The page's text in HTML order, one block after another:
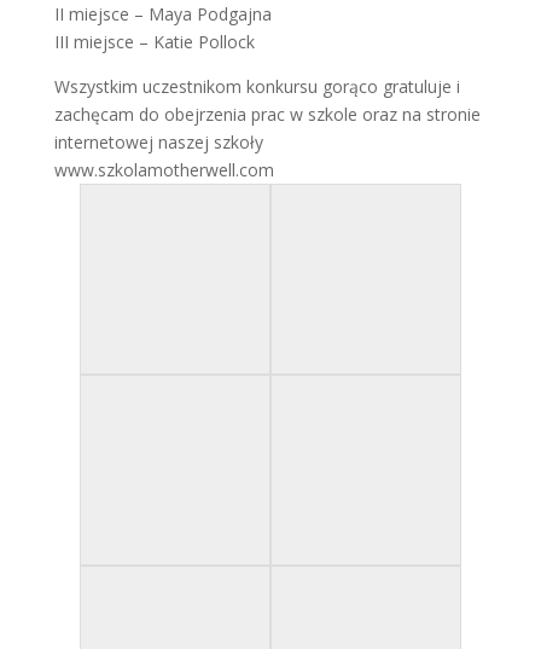
II miejsce – Maya Podgajna
III miejsce – Katie Pollock
Wszystkim uczestnikom konkursu gorąco gratuluje i
zachęcam do obejrzenia prac w szkole oraz na stronie
internetowej naszej szkoły
www.szkolamotherwell.com